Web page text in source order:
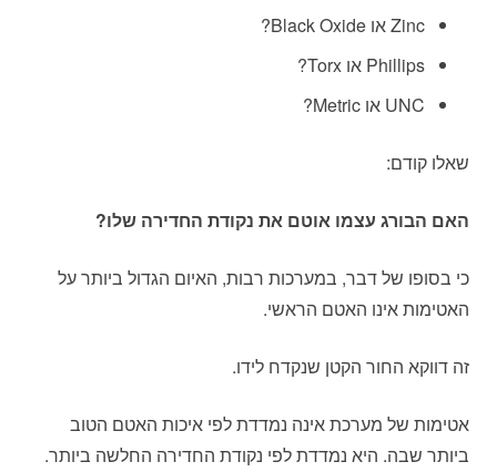
Zinc או Black Oxide?
Phillips או Torx?
UNC או Metric?
שאלו קודם:
האם הבורג עצמו אוטם את נקודת החדירה שלו?
כי בסופו של דבר, במערכות רבות, האיום הגדול ביותר על
האטימות אינו האטם הראשי.
זה דווקא החור הקטן שנקדח לידו.
אטימות של מערכת אינה נמדדת לפי איכות האטם הטוב
ביותר שבה. היא נמדדת לפי נקודת החדירה החלשה ביותר.